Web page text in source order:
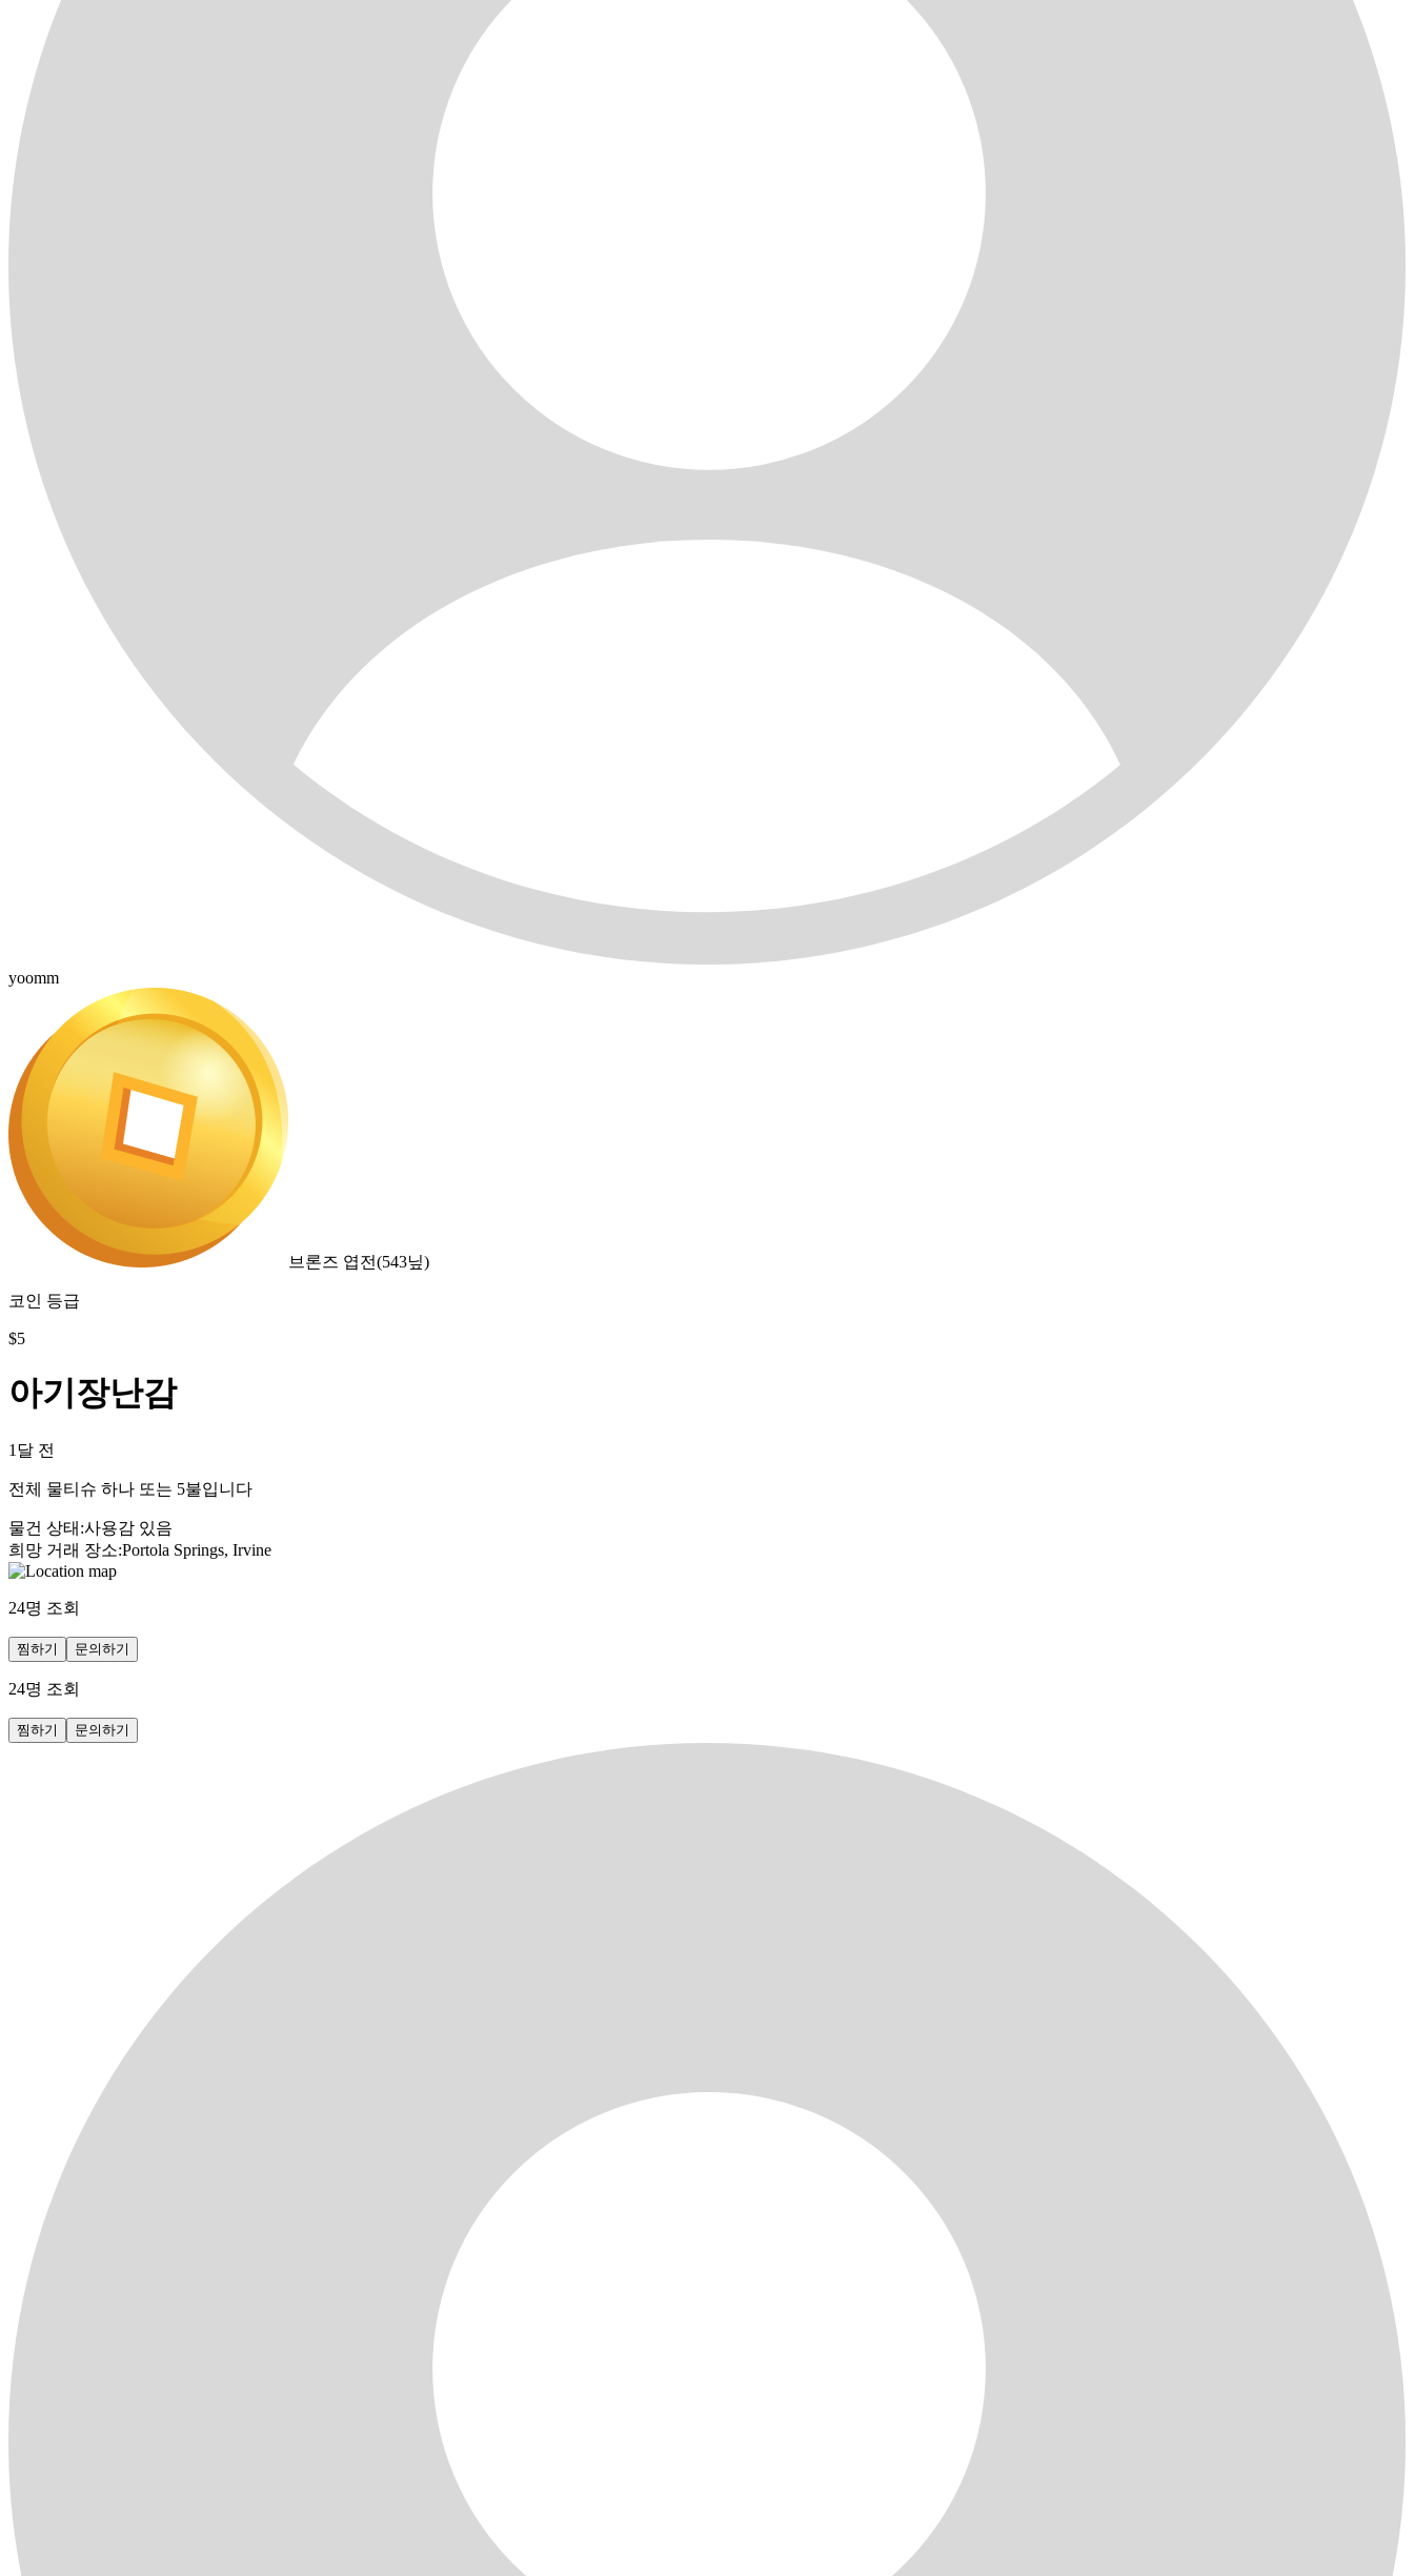
yoomm
브론즈 엽전(543닢)
코인 등급
$5
아기장난감
1달 전
전체 물티슈 하나 또는 5불입니다
물건 상태 :사용감 있음
희망 거래 장소:Portola Springs, Irvine
24명 조회
찜하기 문의하기
24명 조회
찜하기 문의하기